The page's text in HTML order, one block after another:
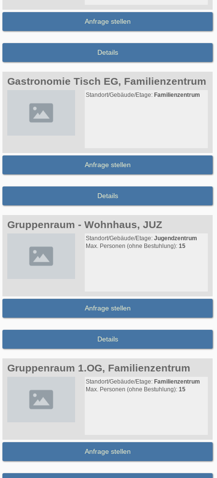
Anfrage stellen
Details
Gastronomie Tisch EG, Familienzentrum
Standort/Gebäude/Etage: Familienzentrum
Anfrage stellen
Details
Gruppenraum - Wohnhaus, JUZ
Standort/Gebäude/Etage: Jugendzentrum
Max. Personen (ohne Bestuhlung): 15
Anfrage stellen
Details
Gruppenraum 1.OG, Familienzentrum
Standort/Gebäude/Etage: Familienzentrum
Max. Personen (ohne Bestuhlung): 15
Anfrage stellen